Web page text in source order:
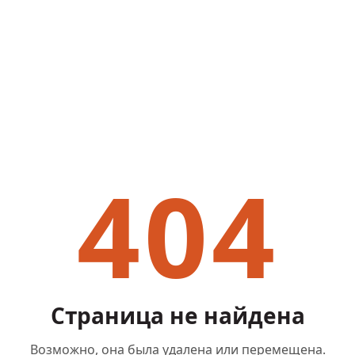
404
Страница не найдена
Возможно, она была удалена или перемещена.